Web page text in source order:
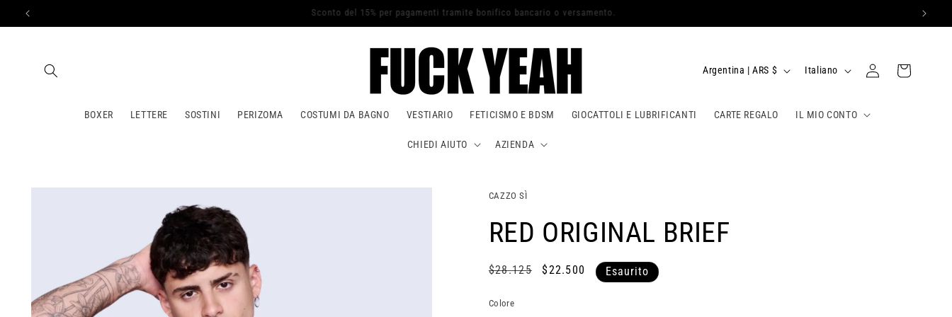
direttamente
ai contenuti
Sconto del 15% per pagamenti tramite bonifico bancario o versamento.
BOXER LETTERE SOSTINI PERIZOMA COSTUMI DA BAGNO VESTIARIO FETICISMO E BDSM GIOCATTOLI E LUBRIFICANTI CARTE REGALO IL MIO CONTO
CHIEDI AIUTO AZIENDA
e
r
e
Argentina | ARS $
n
Italiano Accedi Carrello
Passa alle
CAZZO SÌ
RED ORIGINAL BRIEF
Prezzo
listino
$28.125
Prezzo
$22.500 Esaurito
Colore